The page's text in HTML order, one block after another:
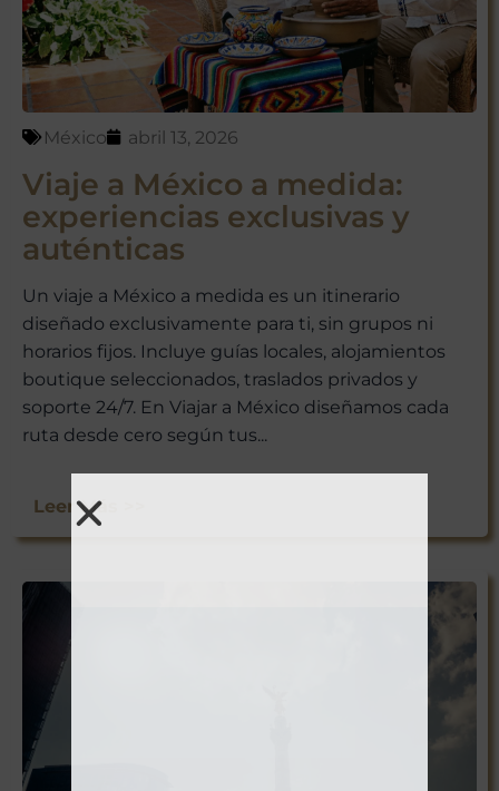
México abril 13, 2026
Viaje a México a medida:
experiencias exclusivas y
auténticas
Un viaje a México a medida es un itinerario
diseñado exclusivamente para ti, sin grupos ni
horarios fijos. Incluye guías locales, alojamientos
boutique seleccionados, traslados privados y
soporte 24/7. En Viajar a México diseñamos cada
ruta desde cero según tus...
Leer Más >>